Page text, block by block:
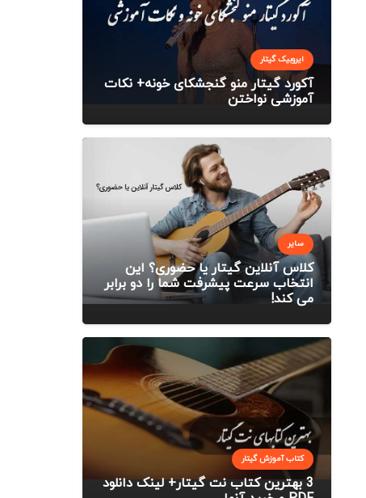
ایروبیک گیتار
آکورد گیتار منو گنجشکای خونه+ نکات
آموزشی نواختن
سایر
کلاس آنلاین گیتار یا حضوری؟ این
انتخاب سرعت پیشرفت شما را دو برابر
می کند!
کتاب آموزش گیتار
3 بهترین کتاب نت گیتار+ لینک دانلود